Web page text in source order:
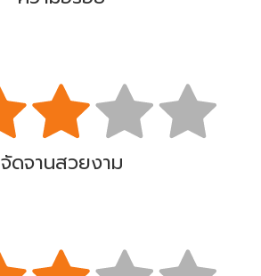
จัดจานสวยงาม